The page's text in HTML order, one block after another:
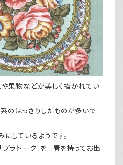
果物などが美しく描かれてい
のはっきりしたものが多いで
しているようです。
ラトーク」を…春を持ってお出